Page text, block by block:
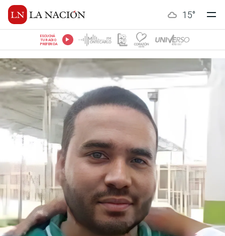
15°
ESCUCHÁ
TU RADIO
PREFERIDA